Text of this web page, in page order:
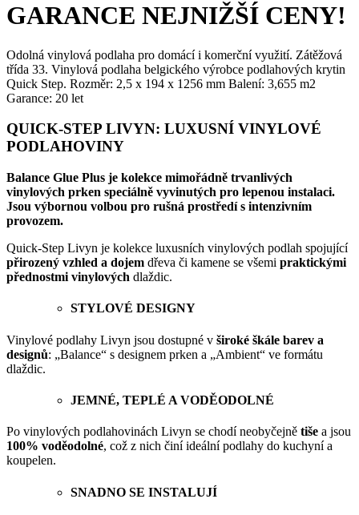
GARANCE NEJNIŽŠÍ CENY!
Odolná vinylová podlaha pro domácí i komerční využití. Zátěžová
třída 33. Vinylová podlaha belgického výrobce podlahových krytin
Quick Step. Rozměr: 2,5 x 194 x 1256 mm Balení: 3,655 m2
Garance: 20 let
QUICK-STEP LIVYN: LUXUSNÍ VINYLOVÉ
PODLAHOVINY
Balance Glue Plus je kolekce mimořádně trvanlivých
vinylových prken speciálně vyvinutých pro lepenou instalaci.
Jsou výbornou volbou pro rušná prostředí s intenzivním
provozem.
Quick-Step Livyn je kolekce luxusních vinylových podlah spojující
přirozený vzhled a dojem dřeva či kamene se všemi praktickými
přednostmi vinylových dlaždic.
STYLOVÉ DESIGNY
Vinylové podlahy Livyn jsou dostupné v široké škále barev a
designů: „Balance“ s designem prken a „Ambient“ ve formátu
dlaždic.
JEMNÉ, TEPLÉ A VODĚODOLNÉ
Po vinylových podlahovinách Livyn se chodí neobyčejně tiše a jsou
100% voděodolné, což z nich činí ideální podlahy do kuchyní a
koupelen.
SNADNO SE INSTALUJÍ